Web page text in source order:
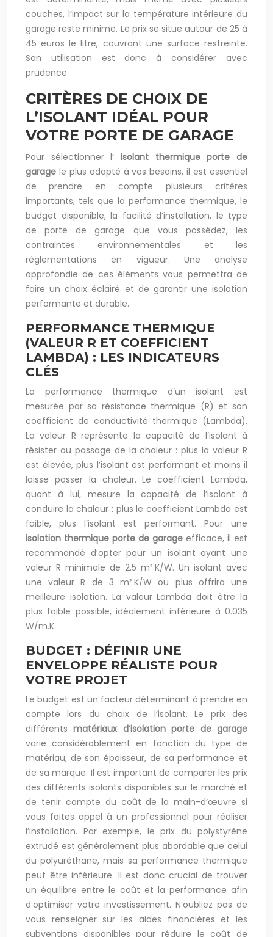
couches, l’impact sur la température intérieure du
garage reste minime. Le prix se situe autour de 25 à
45 euros le litre, couvrant une surface restreinte.
Son utilisation est donc à considérer avec
prudence.
CRITÈRES DE CHOIX DE
L’ISOLANT IDÉAL POUR
VOTRE PORTE DE GARAGE
Pour sélectionner l’ isolant thermique porte de
garage le plus adapté à vos besoins, il est essentiel
de prendre en compte plusieurs critères
importants, tels que la performance thermique, le
budget disponible, la facilité d’installation, le type
de porte de garage que vous possédez, les
contraintes environnementales et les
réglementations en vigueur. Une analyse
approfondie de ces éléments vous permettra de
faire un choix éclairé et de garantir une isolation
performante et durable.
PERFORMANCE THERMIQUE
(VALEUR R ET COEFFICIENT
LAMBDA) : LES INDICATEURS
CLÉS
La performance thermique d’un isolant est
mesurée par sa résistance thermique (R) et son
coefficient de conductivité thermique (Lambda).
La valeur R représente la capacité de l’isolant à
résister au passage de la chaleur : plus la valeur R
est élevée, plus l’isolant est performant et moins il
laisse passer la chaleur. Le coefficient Lambda,
quant à lui, mesure la capacité de l’isolant à
conduire la chaleur : plus le coefficient Lambda est
faible, plus l’isolant est performant. Pour une
isolation thermique porte de garage efficace, il est
recommandé d’opter pour un isolant ayant une
valeur R minimale de 2.5 m².K/W. Un isolant avec
une valeur R de 3 m².K/W ou plus offrira une
meilleure isolation. La valeur Lambda doit être la
plus faible possible, idéalement inférieure à 0.035
W/m.K.
BUDGET : DÉFINIR UNE
ENVELOPPE RÉALISTE POUR
VOTRE PROJET
Le budget est un facteur déterminant à prendre en
compte lors du choix de l’isolant. Le prix des
différentsmatériaux d’isolation porte de garage
varie considérablement en fonction du type de
matériau, de son épaisseur, de sa performance et
de sa marque. Il est important de comparer les prix
des différents isolants disponibles sur le marché et
de tenir compte du coût de la main-d’œuvre si
vous faites appel à un professionnel pour réaliser
l’installation. Par exemple, le prix du polystyrène
extrudé est généralement plus abordable que celui
du polyuréthane, mais sa performance thermique
peut être inférieure. Il est donc crucial de trouver
un équilibre entre le coût et la performance afin
d’optimiser votre investissement. N’oubliez pas de
vous renseigner sur les aides financières et les
subventions disponibles pour réduire le coût de